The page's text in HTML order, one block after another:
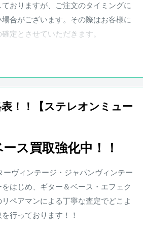
によるものとなります。
ださい。
おりますが、ご注文のタイミングに
合がございます。その際はお客様に
定とさせていただきます。
す。予めご了承ください。
商品につきましては購入から1年とな
正常なご使用状況のもとで発生した故
で調整・修理致します。
なります。消耗部品、付属品、セッ
以外の商品に関しましては保証の対
配送にかかる費用は原則お客様負担
！！【ステレオンミュー
ス買取強化中！！
ーヴィンテージ・ジャパンヴィンテー
はじめ、ギター＆ベース・エフェク
ペアマンによる丁寧な査定でどこよ
行っております！！